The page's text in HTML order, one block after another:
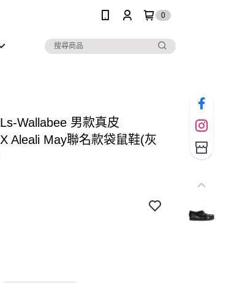
0
Wallabee 男款真皮
Aleali May聯名款袋鼠鞋(灰